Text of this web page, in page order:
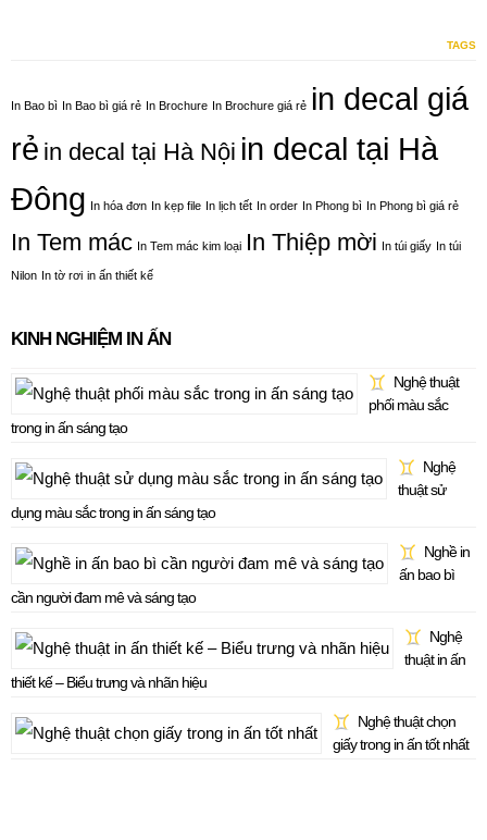
TAGS
In Bao bì In Bao bì giá rẻ In Brochure In Brochure giá rẻ in decal giá
rẻ in decal tại Hà Nội in decal tại Hà
Đông In hóa đơn In kẹp file In lịch tết In order In Phong bì In Phong bì giá rẻ
In Tem mác In Tem mác kim loại In Thiệp mời In túi giấy In túi
Nilon In tờ rơi in ấn thiết kế
KINH NGHIỆM IN ẤN
Nghệ thuật
phối màu sắc
trong in ấn sáng tạo
Nghệ
thuật sử
dụng màu sắc trong in ấn sáng tạo
Nghề in
ấn bao bì
cần người đam mê và sáng tạo
Nghệ
thuật in ấn
thiết kế – Biểu trưng và nhãn hiệu
Nghệ thuật chọn
giấy trong in ấn tốt nhất